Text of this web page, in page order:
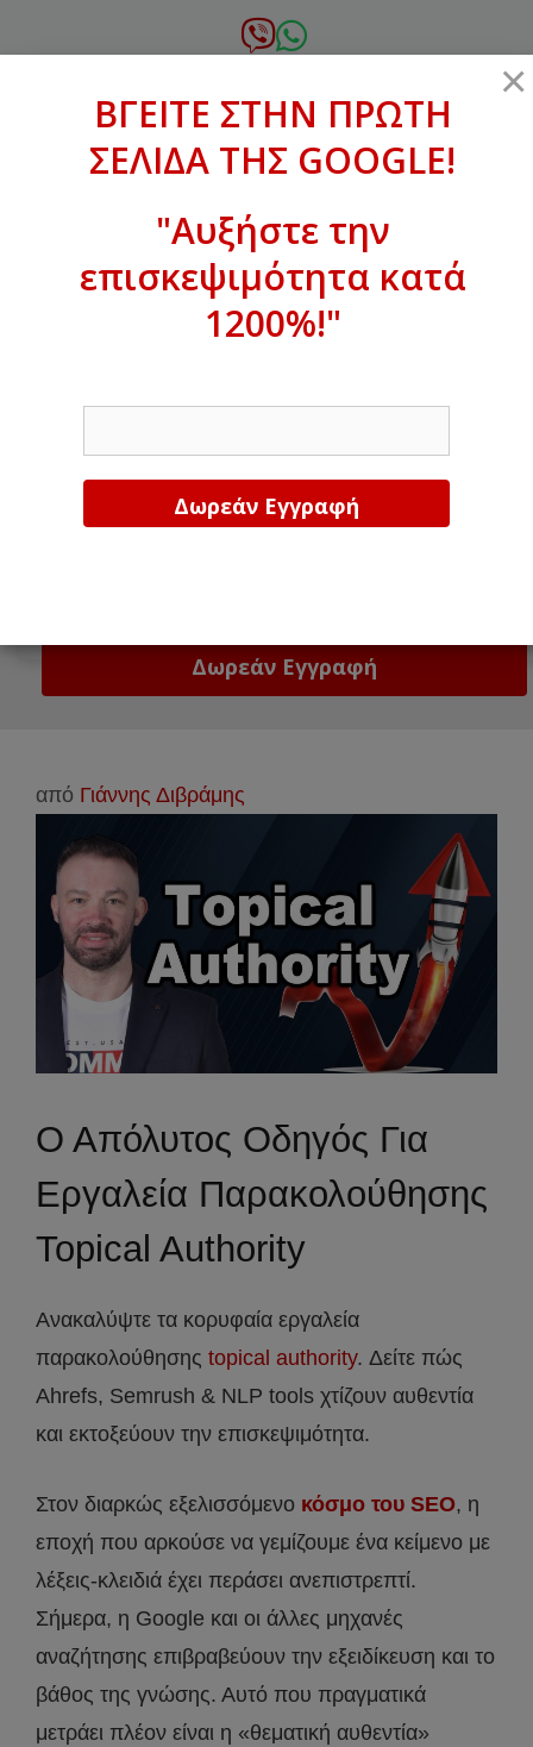
σε
xanthogenous@gmail.com
ΒΓΕΙΤΕ ΣΤΗΝ ΠΡΩΤΗ ΣΕΛΙΔΑ ΤΗΣ
GOOGLE!
από Γιάννης Διβράμης
Ο Απόλυτος Οδηγός Για
Εργαλεία Παρακολούθησης
Topical Authority
Ανακαλύψτε τα κορυφαία εργαλεία
παρακολούθησης topical authority. Δείτε πώς
Ahrefs, Semrush & NLP tools χτίζουν αυθεντία
και εκτοξεύουν την επισκεψιμότητα.
Στον διαρκώς εξελισσόμενο κόσμο του SEO, η
εποχή που αρκούσε να γεμίζουμε ένα κείμενο με
λέξεις-κλειδιά έχει περάσει ανεπιστρεπτί.
Σήμερα, η Google και οι άλλες μηχανές
αναζήτησης επιβραβεύουν την εξειδίκευση και το
βάθος της γνώσης. Αυτό που πραγματικά
μετράει πλέον είναι η «θεματική αυθεντία»
×
ΒΓΕΙΤΕ ΣΤΗΝ ΠΡΩΤΗ
ΣΕΛΙΔΑ ΤΗΣ GOOGLE!
"Αυξήστε την
επισκεψιμότητα κατά
1200%!"